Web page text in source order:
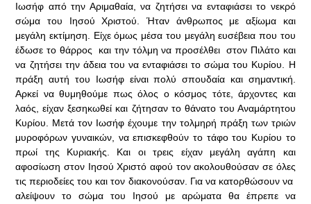
Ιωσήφ από την Αριμαθαία, να ζητήσει να ενταφιάσει το νεκρό
σώμα του Ιησού Χριστού. Ήταν άνθρωπος με αξίωμα και
μεγάλη εκτίμηση. Είχε όμως μέσα του μεγάλη ευσέβεια που του
έδωσε το θάρρος και την τόλμη να προσέλθει στον Πιλάτο και
να ζητήσει την άδεια του να ενταφιάσει το σώμα του Κυρίου. Η
πράξη αυτή του Ιωσήφ είναι πολύ σπουδαία και σημαντική.
Αρκεί να θυμηθούμε πως όλος ο κόσμος τότε, άρχοντες και
λαός, είχαν ξεσηκωθεί και ζήτησαν το θάνατο του Αναμάρτητου
Κυρίου. Μετά τον Ιωσήφ έχουμε την τολμηρή πράξη των τριών
μυροφόρων γυναικών, να επισκεφθούν το τάφο του Κυρίου το
πρωί της Κυριακής. Και οι τρεις είχαν μεγάλη αγάπη και
αφοσίωση στον Ιησού Χριστό αφού τον ακολουθούσαν σε όλες
τις περιοδείες του και τον διακονούσαν. Για να κατορθώσουν να
αλείψουν το σώμα του Ιησού με αρώματα θα έπρεπε να